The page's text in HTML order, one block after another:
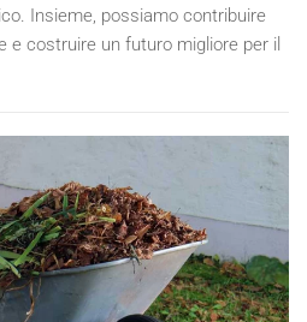
Insieme, possiamo contribuire
e costruire un futuro migliore per il